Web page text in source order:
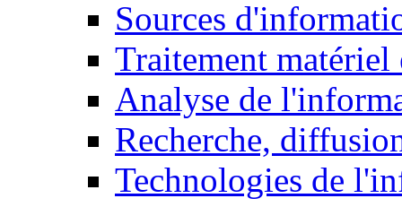
Sources
Traitement matériel
Analyse de
Recherche,
Technologies de